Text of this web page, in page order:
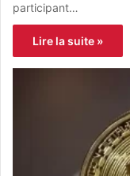
participant…
Lire la suite »